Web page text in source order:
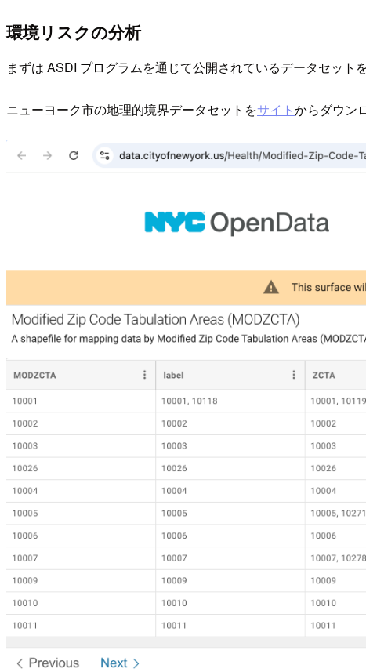
環境リスクの分析
まずは ASDI プログラムを通じて公開されているデータセット
ニューヨーク市の地理的境界データセットをサイトからダウン